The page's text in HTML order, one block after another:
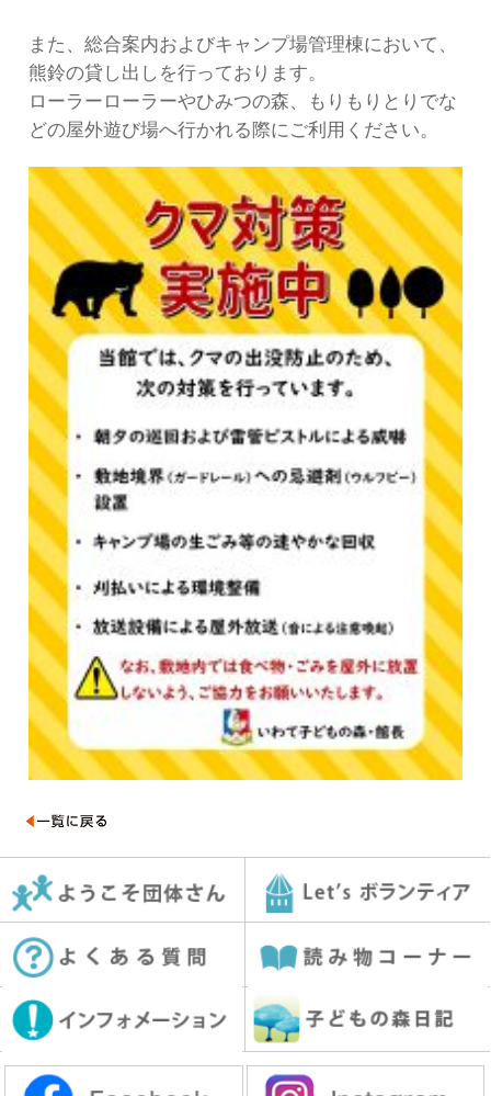
また、総合案内およびキャンプ場管理棟において、
熊鈴の貸し出しを行っております。
ローラーローラーやひみつの森、もりもりとりでな
どの屋外遊び場へ行かれる際にご利用ください。